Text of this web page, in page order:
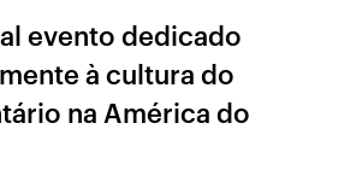
evento dedicado
à cultura do
na América do